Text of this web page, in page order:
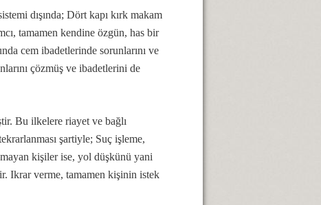
dışında; Dört kapı kırk makam
tamamen kendine özgün, has bir
cem ibadetlerinde sorunlarını ve
çözmüş ve ibadetlerini de
Bu ilkelere riayet ve bağlı
şartiyle; Suç işleme,
kişiler ise, yol düşkünü yani
Ikrar verme, tamamen kişinin istek